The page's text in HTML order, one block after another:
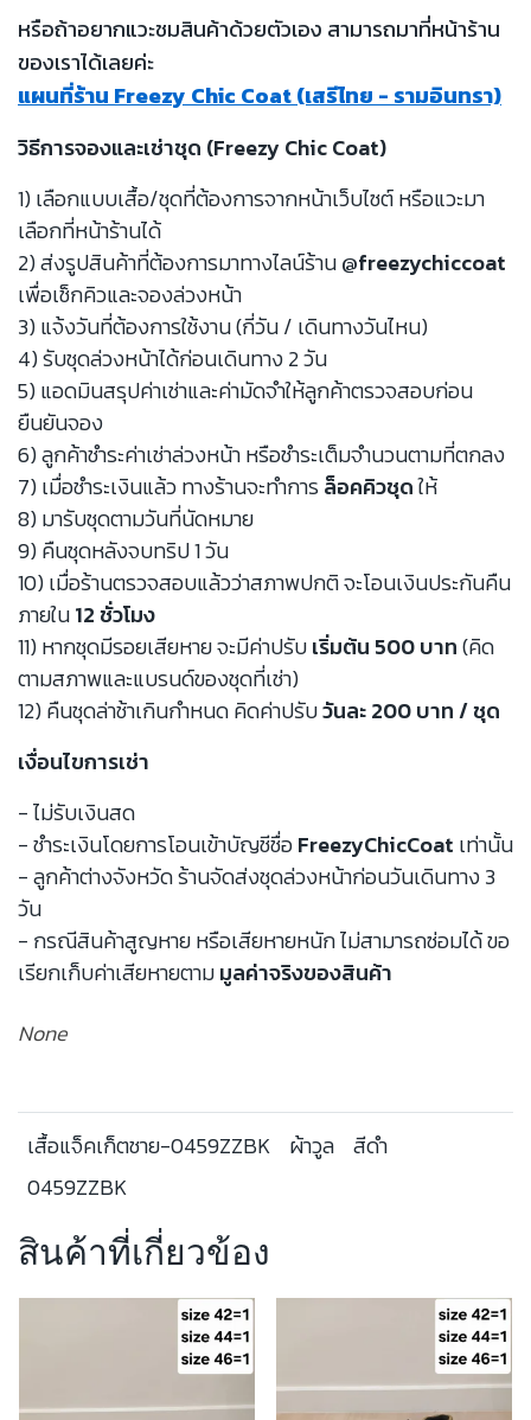
หรือถ้าอยากแวะชมสินค้าด้วยตัวเอง สามารถมาที่หน้าร้าน
ของเราได้เลยค่ะ
แผนที่ร้าน Freezy Chic Coat (เสรีไทย - รามอินทรา)
วิธีการจองและเช่าชุด (Freezy Chic Coat)
1) เลือกแบบเสื้อ/ชุดที่ต้องการจากหน้าเว็บไซต์ หรือแวะมา
เลือกที่หน้าร้านได้
2) ส่งรูปสินค้าที่ต้องการมาทางไลน์ร้าน@freezychiccoat
เพื่อเช็กคิวและจองล่วงหน้า
3) แจ้งวันที่ต้องการใช้งาน (กี่วัน / เดินทางวันไหน)
4) รับชุดล่วงหน้าได้ก่อนเดินทาง 2 วัน
5) แอดมินสรุปค่าเช่าและค่ามัดจำให้ลูกค้าตรวจสอบก่อน
ยืนยันจอง
6) ลูกค้าชำระค่าเช่าล่วงหน้า หรือชำระเต็มจำนวนตามที่ตกลง
7) เมื่อชำระเงินแล้ว ทางร้านจะทำการล็อคคิวชุดให้
8) มารับชุดตามวันที่นัดหมาย
9) คืนชุดหลังจบทริป 1 วัน
10) เมื่อร้านตรวจสอบแล้วว่าสภาพปกติ จะโอนเงินประกันคืน
ภายใน12 ชั่วโมง
11) หากชุดมีรอยเสียหาย จะมีค่าปรับเริ่มต้น 500 บาท(คิด
ตามสภาพและแบรนด์ของชุดที่เช่า)
12) คืนชุดล่าช้าเกินกำหนด คิดค่าปรับวันละ 200 บาท / ชุด
เงื่อนไขการเช่า
- ไม่รับเงินสด
- ชำระเงินโดยการโอนเข้าบัญชีชื่อFreezyChicCoat เท่านั้น
- ลูกค้าต่างจังหวัด ร้านจัดส่งชุดล่วงหน้าก่อนวันเดินทาง 3
วัน
- กรณีสินค้าสูญหาย หรือเสียหายหนัก ไม่สามารถซ่อมได้ ขอ
เรียกเก็บค่าเสียหายตามมูลค่าจริงของสินค้า
None
เสื้อแจ็คเก็ตชาย-0459ZZBK ผ้าวูล สีดำ
0459ZZBK
สินค้าที่เกี่ยวข้อง